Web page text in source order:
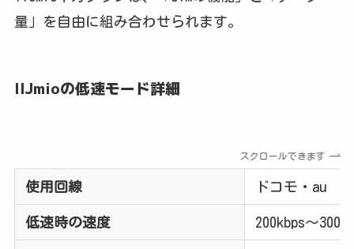
量」を自由に組み合わせられます。
IIJmioの低速モード詳細
スクロールできます
使用回線 ドコモ・au
低速時の速度 200kbps〜